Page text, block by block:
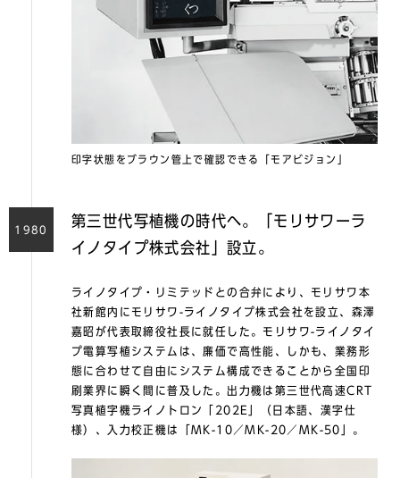
印字状態をブラウン管上で確認できる「モアビジョン」
1980
第三世代写植機の時代へ。「モリサワーラ
イノタイプ株式会社」設立。
ライノタイプ・リミテッドとの合弁により、モリサワ本
社新館内にモリサワ-ライノタイプ株式会社を設立、森澤
嘉昭が代表取締役社長に就任した。モリサワ-ライノタイ
プ電算写植システムは、廉価で高性能、しかも、業務形
態に合わせて自由にシステム構成できることから全国印
刷業界に瞬く間に普及した。出力機は第三世代高速CRT
写真植字機ライノトロン「202E」（日本語、漢字仕
様）、入力校正機は「MK-10／MK-20／MK-50」。